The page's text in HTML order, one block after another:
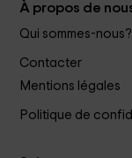
À propos de
Qui sommes-nous?
Contacter
Mentions légales
Politique de